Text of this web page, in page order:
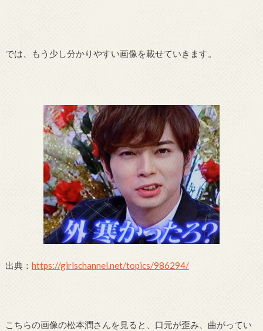
では、もう少し分かりやすい画像を載せていきます。
出典： https://girlschannel.net/topics/986294/
こちらの画像の松本潤さんを見ると、口元が歪み、曲がってい